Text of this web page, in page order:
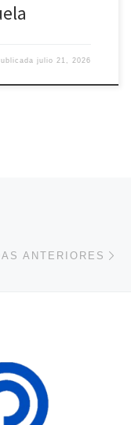
julio 21, 2026
ANTERIORES